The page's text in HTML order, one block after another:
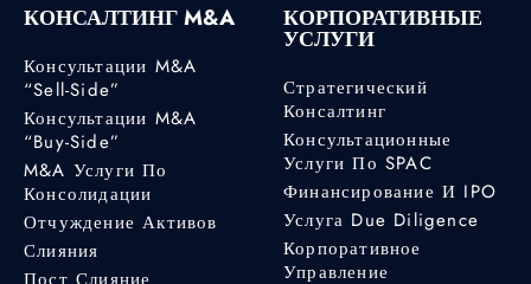
КОНСАЛТИНГ M&A
Консультации M&A
“Sell-Side”
Консультации M&A
“Buy-Side”
M&A Услуги По
Консолидации
Отчуждение Активов
Слияния
КОРПОРАТИВНЫЕ
УСЛУГИ
Стратегический
Консалтинг
Консультационные
Услуги По SPAC
Финансирование И IPO
Услуга Due Diligence
Корпоративное
Управление